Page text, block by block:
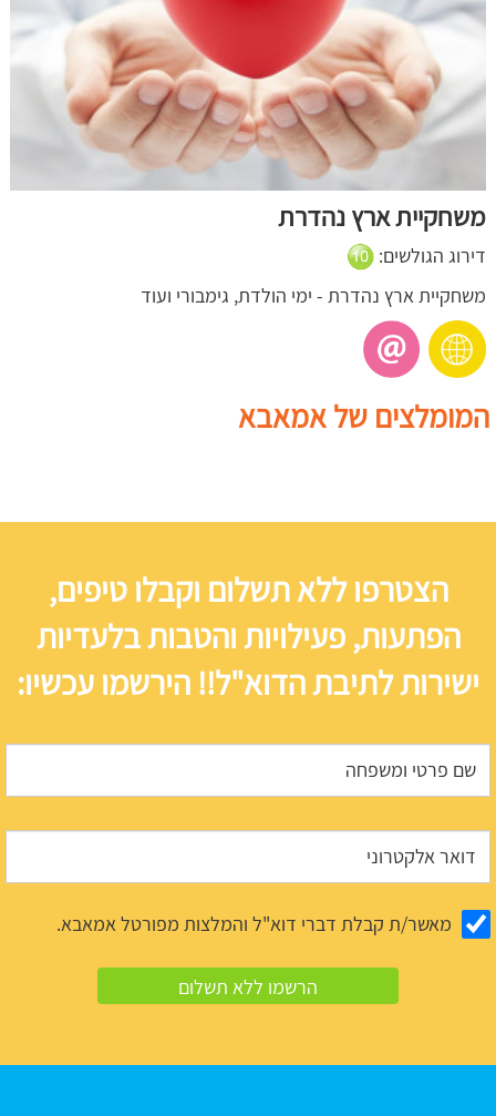
משחקיית ארץ נהדרת
דירוג הגולשים:
משחקיית ארץ נהדרת - ימי הולדת, גימבורי ועוד
המומלצים של אמאבא
הצטרפו ללא תשלום וקבלו טיפים,
הפתעות, פעילויות והטבות בלעדיות
ישירות לתיבת הדוא"ל!! הירשמו עכשיו:
מאשר/ת קבלת דברי דוא"ל והמלצות מפורטל אמאבא.